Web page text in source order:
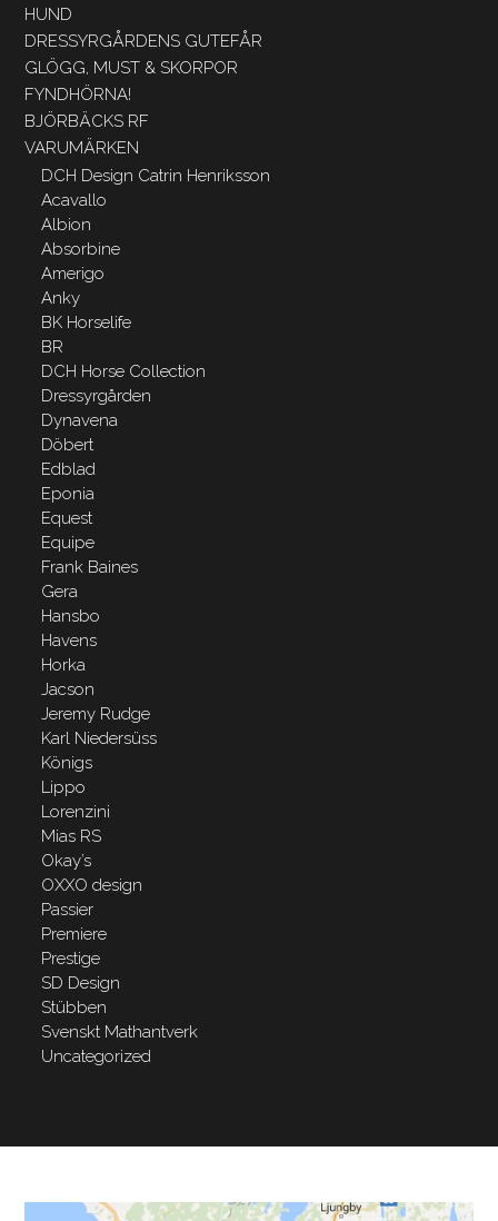
HUND
DRESSYRGÅRDENS GUTEFÅR
GLÖGG, MUST & SKORPOR
FYNDHÖRNA!
BJÖRBÄCKS RF
VARUMÄRKEN
DCH Design Catrin Henriksson
Acavallo
Albion
Absorbine
Amerigo
Anky
BK Horselife
BR
DCH Horse Collection
Dressyrgården
Dynavena
Döbert
Edblad
Eponia
Equest
Equipe
Frank Baines
Gera
Hansbo
Havens
Horka
Jacson
Jeremy Rudge
Karl Niedersüss
Königs
Lippo
Lorenzini
Mias RS
Okay’s
OXXO design
Passier
Premiere
Prestige
SD Design
Stübben
Svenskt Mathantverk
Uncategorized